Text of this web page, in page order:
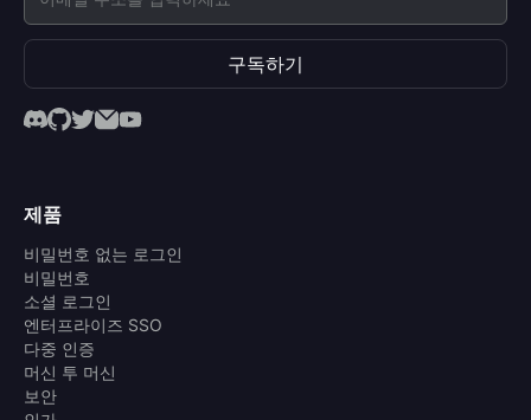
구독하기
제품
비밀번호 없는 로그인
비밀번호
소셜 로그인
엔터프라이즈 SSO
다중 인증
머신 투 머신
보안